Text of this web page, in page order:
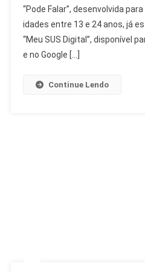
Falar:
Saúde
Mental
“Pode Falar”, desenvolvida
idades entre 13 e 24 anos, já
“Meu SUS Digital”, disponível
e no Google […]
Continue Lendo